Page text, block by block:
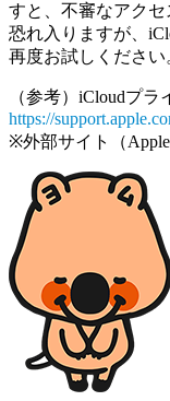
すと、不審なアクセ
恐れ入りますが、
再度お試しください
（参考）iCloudプ
https://
※外部サイト（